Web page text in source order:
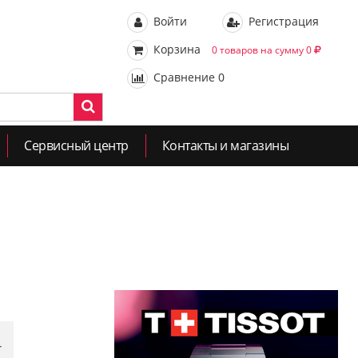
Войти
Регистрация
Корзина
0 товаров на сумму 0
Сравнение 0
Сервисный центр Контакты и магазины